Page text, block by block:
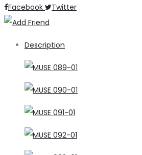
Share
Facebook Twitter
Description